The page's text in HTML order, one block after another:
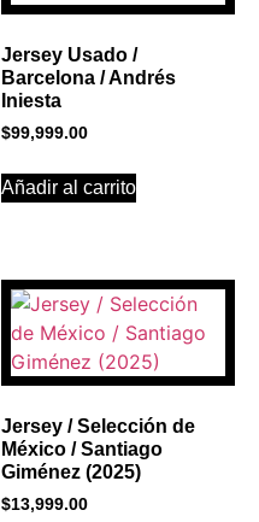
Jersey Usado /
Barcelona / Andrés
Iniesta
$99,999.00
Añadir al carrito
Jersey / Selección de
México / Santiago
Giménez (2025)
$13,999.00